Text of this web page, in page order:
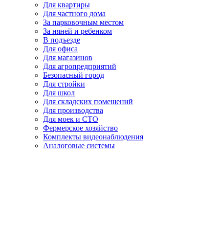
Для квартиры
Для частного дома
За парковочным местом
За няней и ребенком
В подъезде
Для офиса
Для магазинов
Для агропредприятий
Безопасный город
Для стройки
Для школ
Для складских помещений
Для производства
Для моек и СТО
Фермерское хозяйство
Комплекты видеонаблюдения
Аналоговые системы